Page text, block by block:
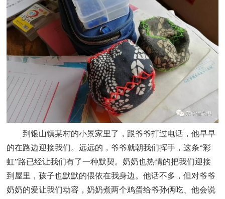
到银山镇某村的小景家里了，跟爷爷打过电话，他早早
的在路边迎接我们。远远的，爷爷就朝我们挥手，这条“彩
虹”路已经让我们有了一种默契。奶奶也热情的把我们迎接
到屋里，孩子也默默的偎依在我身边。他话不多，但对爷爷
奶奶的爱让我们动容，奶奶煮两个鸡蛋给爷孙俩吃、他会说